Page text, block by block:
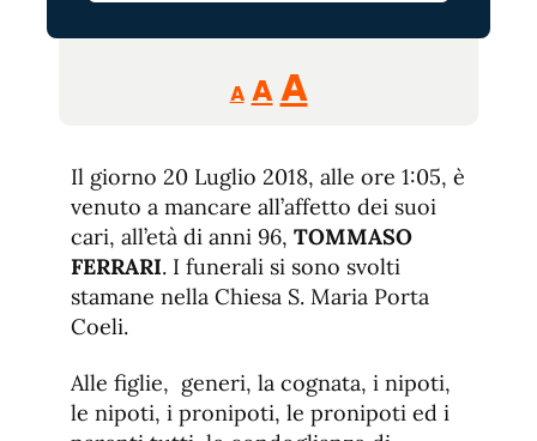
A
Reducir
tamaño
A Restablecer
de
fuente
AAumentar
de
fuente.
Il giorno 20 Luglio 2018, alle ore 1:05, è
venuto a mancare all’affetto dei suoi
cari, all’età di anni 96, TOMMASO
FERRARI. I funerali si sono svolti
stamane nella Chiesa S. Maria Porta
Coeli.
Alle figlie, generi, la cognata, i nipoti,
le nipoti, i pronipoti, le pronipoti ed i